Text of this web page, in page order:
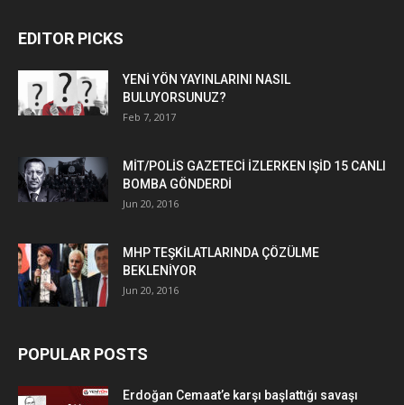
EDITOR PICKS
YENİ YÖN YAYINLARINI NASIL
BULUYORSUNUZ?
Feb 7, 2017
MİT/POLİS GAZETECİ İZLERKEN IŞİD 15 CANLI
BOMBA GÖNDERDİ
Jun 20, 2016
MHP TEŞKİLATLARINDA ÇÖZÜLME
BEKLENİYOR
Jun 20, 2016
POPULAR POSTS
Erdoğan Cemaat’e karşı başlattığı savaşı